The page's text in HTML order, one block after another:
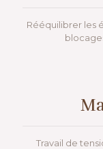
Rééquilibrer les
Travail de